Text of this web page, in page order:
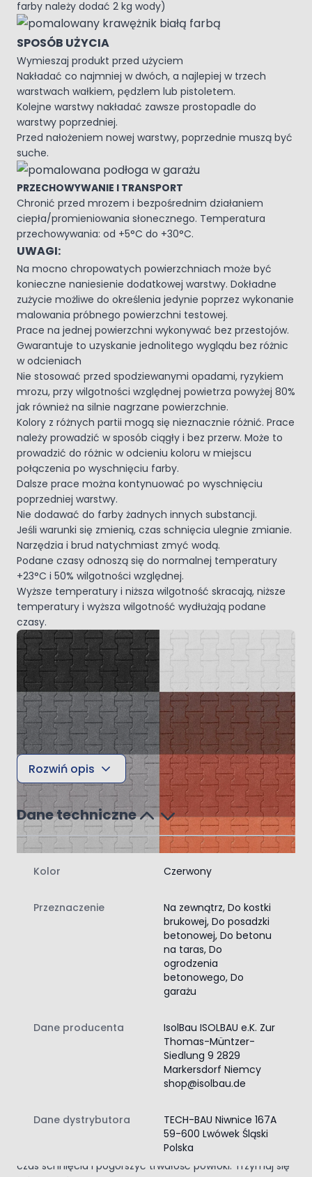
farby należy dodać 2 kg wody)
SPOSÓB UŻYCIA
Wymieszaj produkt przed użyciem
Nakładać co najmniej w dwóch, a najlepiej w trzech
warstwach wałkiem, pędzlem lub pistoletem.
Kolejne warstwy nakładać zawsze prostopadle do
warstwy poprzedniej.
Przed nałożeniem nowej warstwy, poprzednie muszą być
suche.
PRZECHOWYWANIE I TRANSPORT
Chronić przed mrozem i bezpośrednim działaniem
ciepła/promieniowania słonecznego. Temperatura
przechowywania: od +5°C do +30°C.
UWAGI:
Na mocno chropowatych powierzchniach może być
konieczne naniesienie dodatkowej warstwy. Dokładne
zużycie możliwe do określenia jedynie poprzez wykonanie
malowania próbnego powierzchni testowej.
Prace na jednej powierzchni wykonywać bez przestojów.
Gwarantuje to uzyskanie jednolitego wyglądu bez różnic
w odcieniach
Nie stosować przed spodziewanymi opadami, ryzykiem
mrozu, przy wilgotności względnej powietrza powyżej 80%
jak również na silnie nagrzane powierzchnie.
Kolory z różnych partii mogą się nieznacznie różnić. Prace
należy prowadzić w sposób ciągły i bez przerw. Może to
prowadzić do różnic w odcieniu koloru w miejscu
połączenia po wyschnięciu farby.
Dalsze prace można kontynuować po wyschnięciu
poprzedniej warstwy.
Nie dodawać do farby żadnych innych substancji.
Jeśli warunki się zmienią, czas schnięcia ulegnie zmianie.
Narzędzia i brud natychmiast zmyć wodą.
Podane czasy odnoszą się do normalnej temperatury
+23°C i 50% wilgotności względnej.
Wyższe temperatury i niższa wilgotność skracają, niższe
temperatury i wyższa wilgotność wydłużają podane
czasy.
1. W czasie jesienno wiosennym
Jesienią i wiosną, kładź pierwszą warstwę farby, gdy rosa
wyschnie. Każdej warstwie daj 24 godziny na
wyschnięcie. Nie maluj, gdy prognozowane są mgły lub
2. Ile schnie pojedyncza warstwa farby?
W złych warunkach 12-24 godz. Rosa, mgła i wilgoć
3. Czy podłoże musi być suche?
Tak, podłoże musi być suche w 100%. Po umyciu kostki
lub betonu poczekaj 48 godzin przed malowaniem.
4. Co wydłuża czas schnięcia farby?
Niska temperatura, wysoka wilgotność, mgła i rosa
5. Czy można użyć więcej farby niż zaleca
Nie, zużycie większej ilości farby na m? może wydłużyć
czas schnięcia i pogorszyć trwałość powłoki. Trzymaj się
Rozwiń opis
Dane techniczne
Kolor Czerwony
Przeznaczenie
Na zewnątrz, Do kostki
brukowej, Do posadzki
betonowej, Do betonu
na taras, Do
ogrodzenia
betonowego, Do
garażu
Dane producenta
IsolBau ISOLBAU e.K. Zur
Thomas-Müntzer-
Siedlung 9 2829
Markersdorf Niemcy
shop@isolbau.de
Dane dystrybutora
TECH-BAU Niwnice 167A
59-600 Lwówek Śląski
Polska